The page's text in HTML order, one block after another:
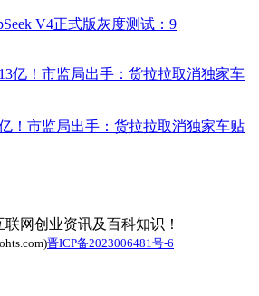
V4正式版灰度测试：9
！市监局出手：货拉拉取消独家车贴
网创业资讯及百科知识！
晋ICP备2023006481号-6